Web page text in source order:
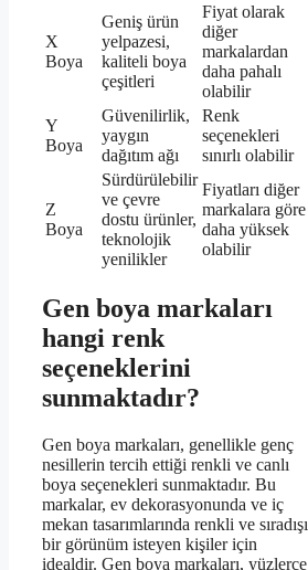
X
Boya
Geniş ürün
yelpazesi,
kaliteli boya
çeşitleri
Fiyat olarak
diğer
markalardan
daha pahalı
olabilir
Y
Boya
Güvenilirlik,
yaygın
dağıtım ağı
Renk
seçenekleri
sınırlı olabilir
Z
Boya
Sürdürülebilir
ve çevre
dostu ürünler,
teknolojik
yenilikler
Fiyatları diğer
markalara göre
daha yüksek
olabilir
Gen boya markaları
hangi renk
seçeneklerini
sunmaktadır?
Gen boya markaları, genellikle genç
nesillerin tercih ettiği renkli ve canlı
boya seçenekleri sunmaktadır. Bu
markalar, ev dekorasyonunda ve iç
mekan tasarımlarında renkli ve sıradışı
bir görünüm isteyen kişiler için
idealdir. Gen boya markaları, yüzlerce